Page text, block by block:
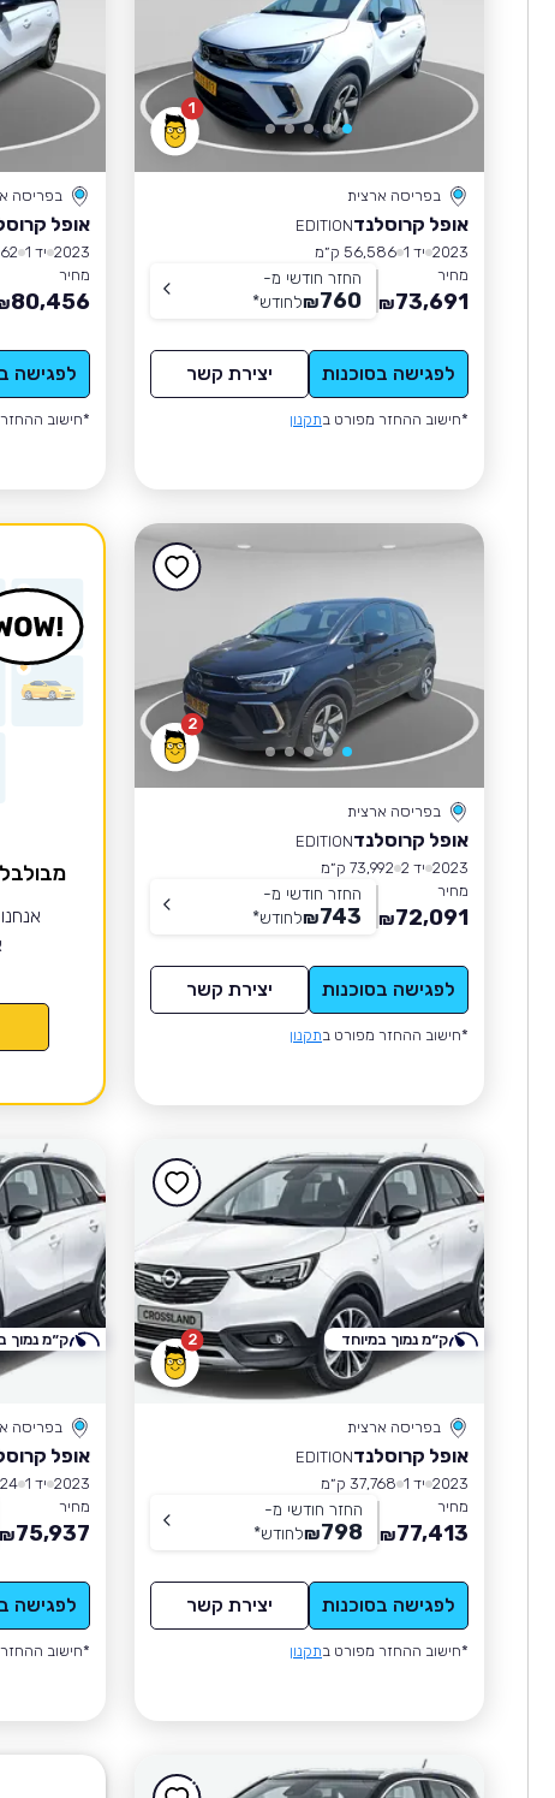
1
בפריסה ארצית
אופל קרוסלנדEDITION
2023 יד 1
56,586 ק״מ
מחיר
73,691
₪
החזר חודשי מ-
760
₪לחודש*
לפגישה בסוכנות יצירת קשר
*חישוב ההחזר מפורט בתקנון
בפריסה
אופל
2023 יד 1
מחיר
80,456
לפגישה
*חישוב
2
בפריסה ארצית
אופל קרוסלנדEDITION
2023 יד 2
73,992 ק״מ
מחיר
72,091
₪
החזר חודשי מ-
743
₪לחודש*
לפגישה בסוכנות יצירת קשר
*חישוב ההחזר מפורט בתקנון
2
בפריסה ארצית
אופל קרוסלנדEDITION
2023 יד 1
37,768 ק״מ
מחיר
77,413
₪
החזר חודשי מ-
798
₪לחודש*
לפגישה בסוכנות יצירת קשר
*חישוב ההחזר מפורט בתקנון
ק״מ נמוך במיוחד
בפריסה
אופל
2023 יד 1
מחיר
75,937
₪
לפגישה
*חישוב
ק״מ נמוך